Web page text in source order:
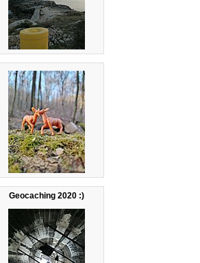
Geocaching 2020 :)